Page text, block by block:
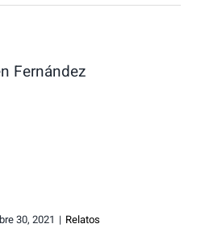
30, 2021 | Relatos